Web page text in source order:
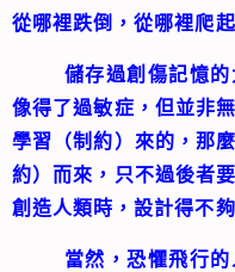
從哪裡跌倒，從哪裡爬
儲存過創傷記憶的大
像得了過敏症，但並非
學習（制約）來的，那
約）而來，只不過後者
創造人類時，設計得不
當然，恐懼飛行的人